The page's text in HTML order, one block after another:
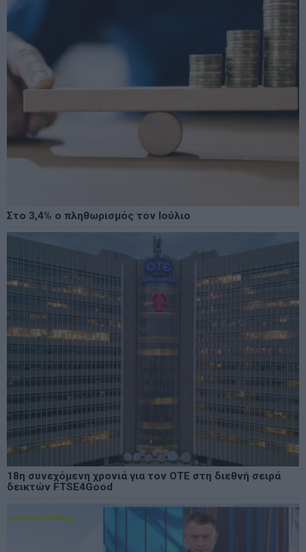
Στο 3,4% ο πληθωρισμός τον Ιούλιο
18η συνεχόμενη χρονιά για τον ΟΤΕ στη διεθνή σειρά
δεικτών FTSE4Good